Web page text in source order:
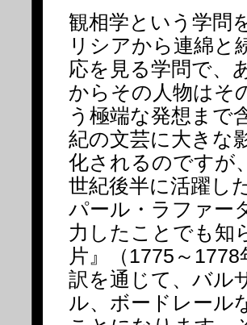
観相学という学問
リシアから連綿と
応を見る学問で、
からその人物はそ
う極端な発想まで
紀の文芸に大きな
化されるのですが
世紀後半に活躍し
パール・ラファー
力したことでも知
片』（1775～
訳を通じて、バル
ル、ボードレール